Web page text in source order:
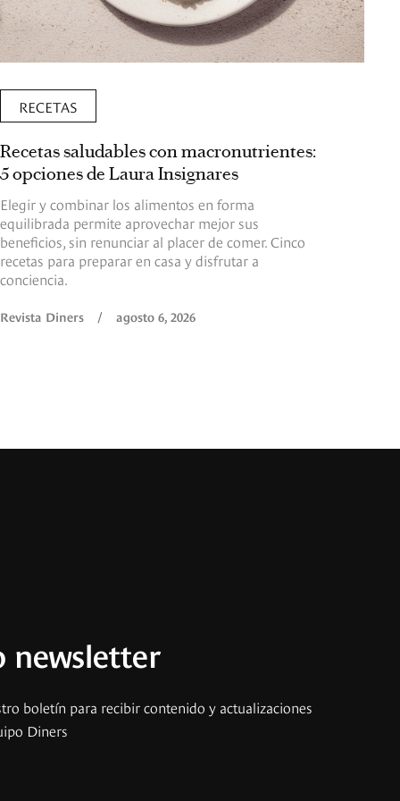
RECETAS
Recetas saludables con macronutrientes:
5 opciones de Laura Insignares
Elegir y combinar los alimentos en forma
equilibrada permite aprovechar mejor sus
beneficios, sin renunciar al placer de comer. Cinco
recetas para preparar en casa y disfrutar a
conciencia.
Revista Diners / agosto 6, 2026
newsletter
boletín para recibir contenido y actualizaciones
Diners